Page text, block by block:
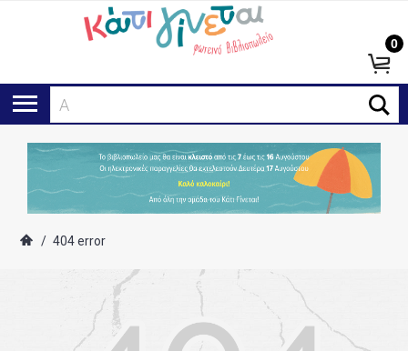
Ανα
0
/ 404 error